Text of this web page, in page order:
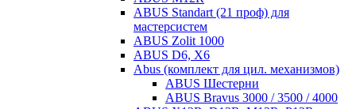
ABUS Standart (21 проф) для
мастерсистем
ABUS Zolit 1000
ABUS D6, X6
Abus (комплект для цил. механизмов)
ABUS Шестерни
ABUS Bravus 3000 / 3500 / 4000